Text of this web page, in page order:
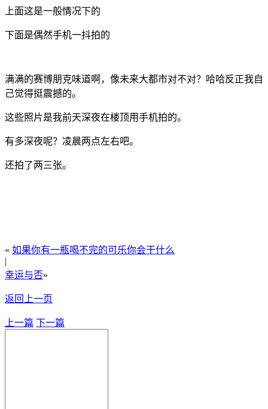
上面这是一般情况下的
下面是偶然手机一抖拍的
满满的赛博朋克味道啊，像未来大都市对不对？哈哈反正我自
己觉得挺震撼的。
这些照片是我前天深夜在楼顶用手机拍的。
有多深夜呢？凌晨两点左右吧。
还拍了两三张。
« 如果你有一瓶喝不完的可乐你会干什么
|
幸运与否»
返回上一页
上一篇 下一篇